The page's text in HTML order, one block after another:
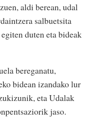
aldi berean, udal
salbuetsita
duten eta bideak
bereganatu,
bidean izandako lur
eta Udalak
jaso.